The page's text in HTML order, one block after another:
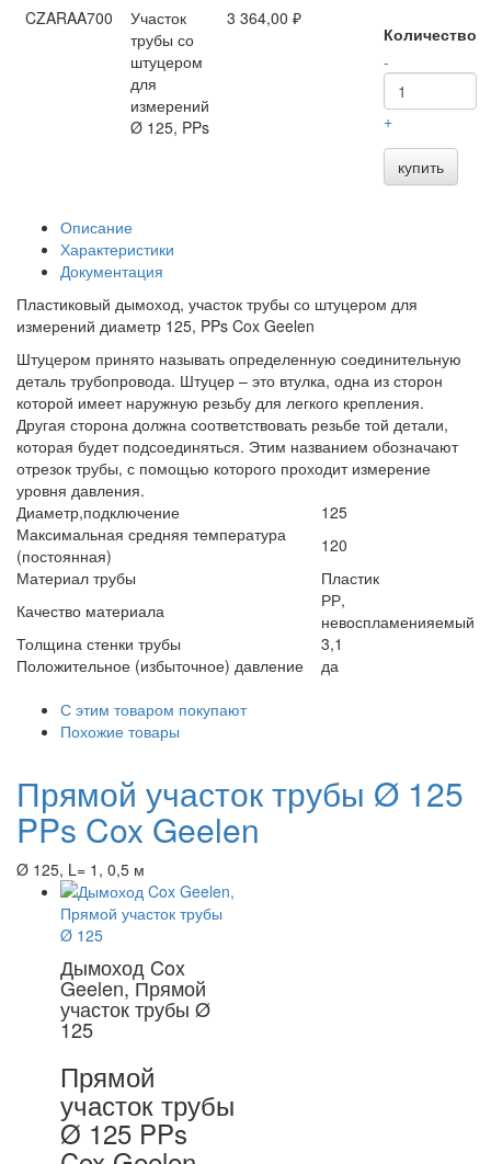
CZARAA700
Участок
трубы со
штуцером
для
измерений
Ø 125, PPs
3 364,00 ₽
Количество
-
+
купить
Описание
Характеристики
Документация
Пластиковый дымоход, участок трубы со штуцером для
измерений диаметр 125, PPs Cox Geelen
Штуцером принято называть определенную соединительную
деталь трубопровода. Штуцер – это втулка, одна из сторон
которой имеет наружную резьбу для легкого крепления.
Другая сторона должна соответствовать резьбе той детали,
которая будет подсоединяться. Этим названием обозначают
отрезок трубы, с помощью которого проходит измерение
уровня давления.
Диаметр,подключение
125
Максимальная средняя температура
(постоянная)
120
Материал трубы
Пластик
Качество материала
РР,
невоспламенияемый
Толщина стенки трубы
3,1
Положительное (избыточное) давление
да
С этим товаром покупают
Похожие товары
Прямой участок трубы Ø 125
PPs Cox Geelen
Ø 125, L= 1, 0,5 м
Дымоход Cox
Geelen, Прямой
участок трубы Ø
125
Прямой
участок трубы
Ø 125 PPs